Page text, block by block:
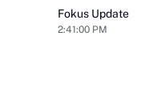
Fokus Update
2:41:00 PM